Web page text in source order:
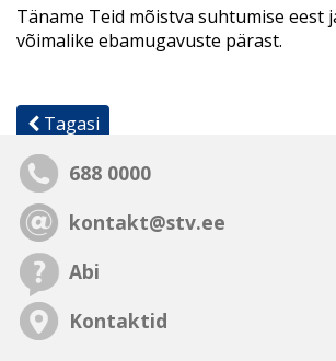
Täname Teid mõistva suhtumise eest
võimalike ebamugavuste pärast.
Tagasi
688 0000
kontakt@stv.ee
Abi
Kontaktid